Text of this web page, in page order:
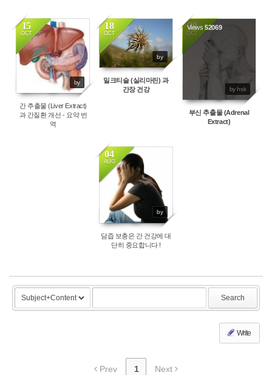
15
OCT
by
74081
간 추출물 (Liver Extract)
과 간질환 개선 - 요약 번
역
18
OCT
by
27208
밀크티슬 (실리마린) 과
간장 건강
20
OCT
by hsk
Views52069
부신 추출물 (Adrenal
Extract)
04
AUG
by
13265
담즙 보충은 간 건강에 대
단히 중요합니다 !
Search
Write
Prev 1 Next